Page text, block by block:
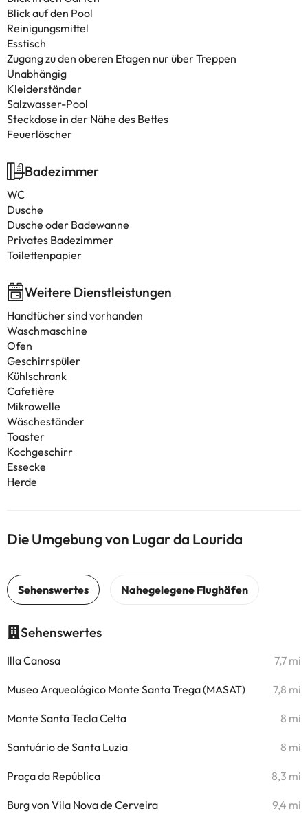
Blick auf den Pool
Reinigungsmittel
Esstisch
Zugang zu den oberen Etagen nur über Treppen
Unabhängig
Kleiderständer
Salzwasser-Pool
Steckdose in der Nähe des Bettes
Feuerlöscher
Badezimmer
WC
Dusche
Dusche oder Badewanne
Privates Badezimmer
Toilettenpapier
Weitere Dienstleistungen
Handtücher sind vorhanden
Waschmaschine
Ofen
Geschirrspüler
Kühlschrank
Cafetière
Mikrowelle
Wäscheständer
Toaster
Kochgeschirr
Essecke
Herde
Die Umgebung von Lugar da Lourida
Sehenswertes
Illa Canosa 7,7 mi
Museo Arqueológico Monte Santa Trega (MASAT) 7,8 mi
Monte Santa Tecla Celta 8 mi
Santuário de Santa Luzia 8 mi
Praça da República 8,3 mi
Burg von Vila Nova de Cerveira 9,4 mi